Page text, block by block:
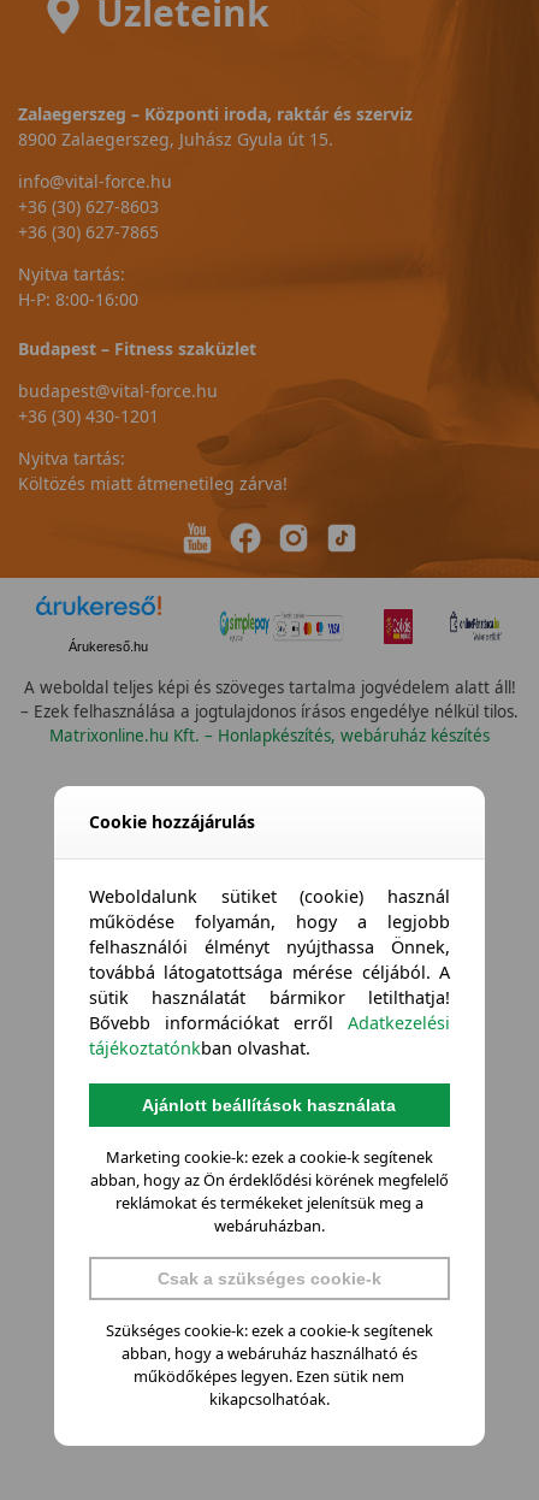
Üzleteink
Zalaegerszeg – Központi iroda, raktár és szerviz
8900 Zalaegerszeg, Juhász Gyula út 15.
info@vital-force.hu
+36 (30) 627-8603
+36 (30) 627-7865
Nyitva tartás:
H-P: 8:00-16:00
Budapest – Fitness szaküzlet
budapest@vital-force.hu
+36 (30) 430-1201
Nyitva tartás:
Költözés miatt átmenetileg zárva!
Árukereső.hu
A weboldal teljes képi és szöveges tartalma jogvédelem alatt áll!
– Ezek felhasználása a jogtulajdonos írásos engedélye nélkül tilos.
Matrixonline.hu Kft. – Honlapkészítés, webáruház készítés
Cookie hozzájárulás
Weboldalunk sütiket (cookie) használ
működése folyamán, hogy a legjobb
felhasználói élményt nyújthassa Önnek,
továbbá látogatottsága mérése céljából. A
sütik használatát bármikor letilthatja!
Bővebb információkat errőlAdatkezelési
tájékoztatónkban olvashat.
Ajánlott beállítások használata
Marketing cookie-k: ezek a cookie-k segítenek
abban, hogy az Ön érdeklődési körének megfelelő
reklámokat és termékeket jelenítsük meg a
webáruházban.
Csak a szükséges cookie-k
Szükséges cookie-k: ezek a cookie-k segítenek
abban, hogy a webáruház használható és
működőképes legyen. Ezen sütik nem
kikapcsolhatóak.